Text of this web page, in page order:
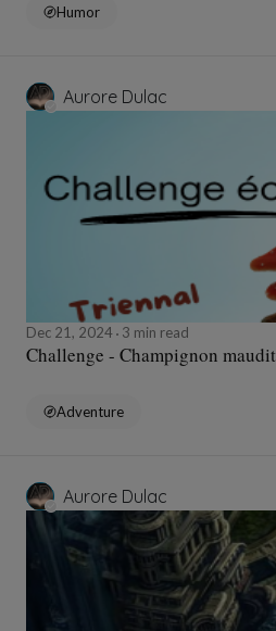
Humor
Aurore Dulac
Dec 21, 2024 3 min read
Challenge - Champignon maudit
Adventure
Aurore Dulac